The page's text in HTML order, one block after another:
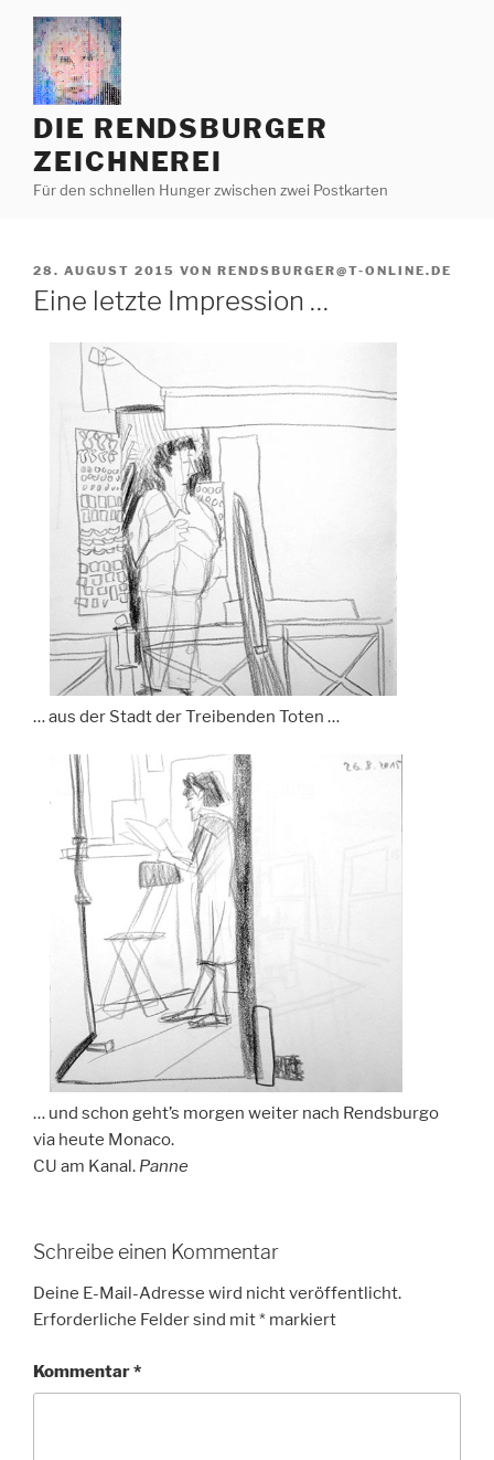
Zum
Inhalt
springen
DIE RENDSBURGER
ZEICHNEREI
Für den schnellen Hunger zwischen zwei Postkarten
VERÖFFENTLICHT
AM
28. AUGUST 2015 VON RENDSBURGER@T-ONLINE.DE
Eine letzte Impression …
… aus der Stadt der Treibenden Toten …
… und schon geht’s morgen weiter nach Rendsburgo
via heute Monaco.
CU am Kanal. Panne
Schreibe einen Kommentar
Deine E-Mail-Adresse wird nicht veröffentlicht.
Erforderliche Felder sind mit* markiert
Kommentar*